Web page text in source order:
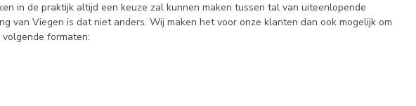
in de praktijk altijd een keuze zal kunnen maken tussen tal van uiteenlopende
van Viegen is dat niet anders. Wij maken het voor onze klanten dan ook mogelijk om
formaten: